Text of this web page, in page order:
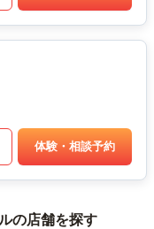
体験・相談予約
の店舗を探す